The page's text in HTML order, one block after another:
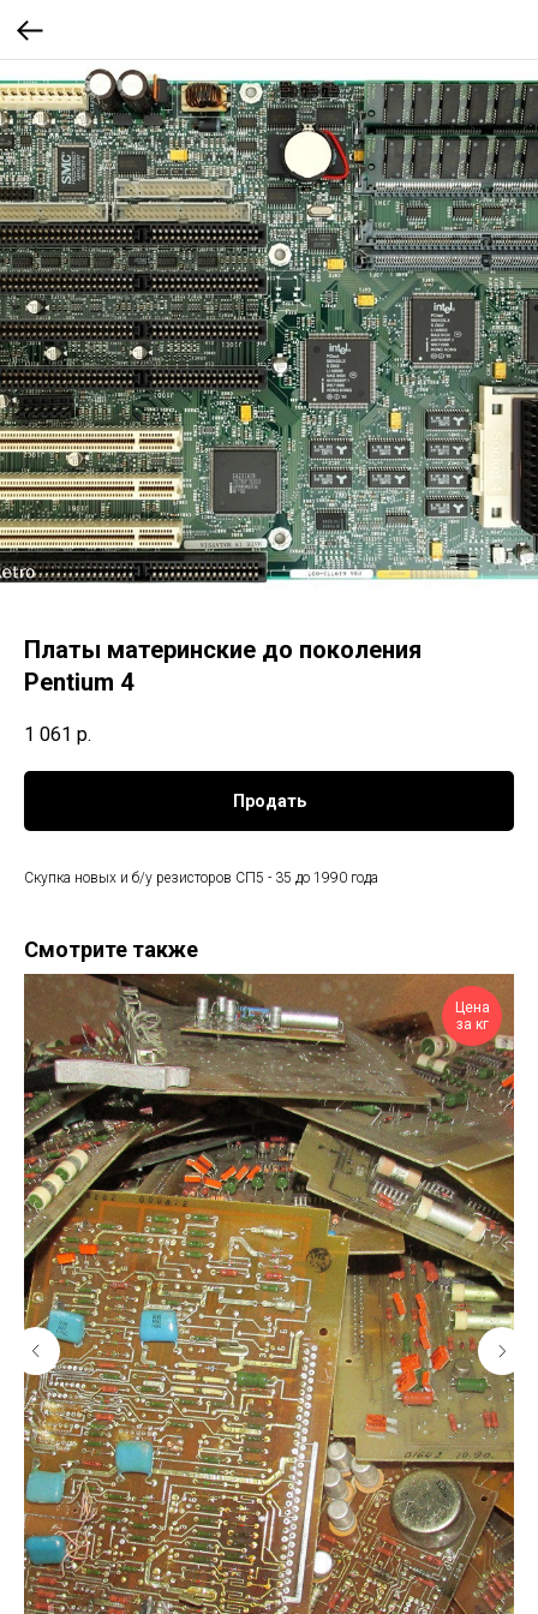
Платы материнские до поколения
Pentium 4
1 061 р.
Продать
Скупка новых и б/у резисторов СП5 - 35 до 1990 года
Смотрите также
Цена
за кг